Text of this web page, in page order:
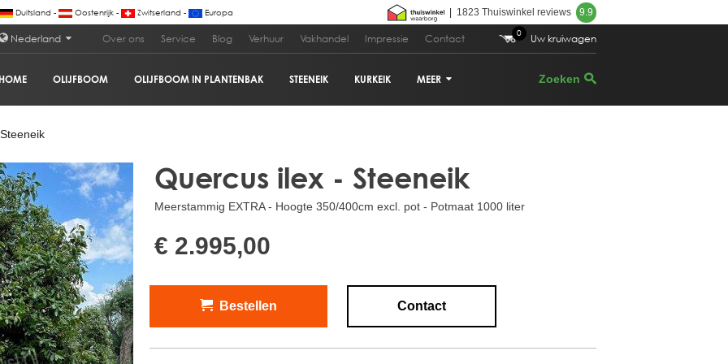
Duitsland - Oostenrijk - Zwitserland - Europa 1823 Thuiswinkel reviews 9.9
Nederland Over ons Service Blog Verhuur Vakhandel Impressie Contact 0 Uw kruiwagen
HOME OLIJFBOOM OLIJFBOOM IN PLANTENBAK STEENEIK KURKEIK MEER
PALMBOOM
CITRUSBOOM
PLANTENBAKKEN
Bestellen
€ 2.995,00
Quercus ilex - Steeneik
Meerstammig EXTRA - Hoogte 350/400cm excl. pot - Potmaat 1000 liter
€ 2.995,00
Bestellen Contact